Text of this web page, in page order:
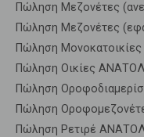
Πώληση Μεζονέτες
Πώληση Μεζονέτες
Πώληση
Πώληση Οικίες
Πώληση
Πώληση
Πώληση Ρετιρέ